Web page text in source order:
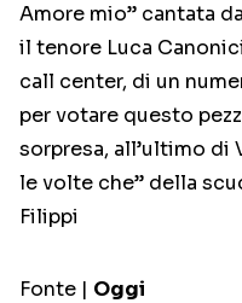
Amore mio” cantata
il tenore Luca
call center, di un
per votare questo
sorpresa, all’ultimo di
le volte che” della
Filippi
Fonte | Oggi